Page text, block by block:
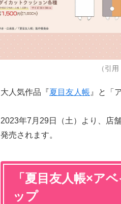
（引
大人気作品『夏目友人帳』と「
2023年7月29日（土）より、店
発売されます。
「夏目友人帳×ア
ップ